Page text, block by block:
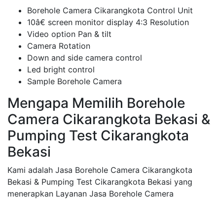
Borehole Camera Cikarangkota Control Unit
10â€ screen monitor display 4:3 Resolution
Video option Pan & tilt
Camera Rotation
Down and side camera control
Led bright control
Sample Borehole Camera
Mengapa Memilih Borehole
Camera Cikarangkota Bekasi &
Pumping Test Cikarangkota
Bekasi
Kami adalah Jasa Borehole Camera Cikarangkota
Bekasi & Pumping Test Cikarangkota Bekasi yang
menerapkan Layanan Jasa Borehole Camera